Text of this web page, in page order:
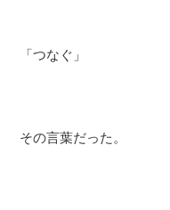
「つなぐ」
その言葉だった。